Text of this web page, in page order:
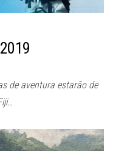
de aventura estarão de